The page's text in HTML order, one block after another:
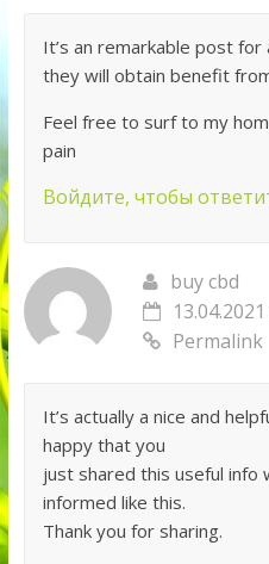
It’s an remarkable post
they will obtain benefit
Feel free to surf to my
pain
Войдите, чтобы
buy cbd
Permalink
It’s actually a nice and
happy that you
just shared this useful info
informed like this.
Thank you for sharing.